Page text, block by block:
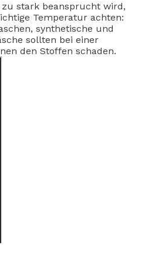
zu stark beansprucht wird,
Temperatur achten:
synthetische und
sollten bei einer
den Stoffen schaden.